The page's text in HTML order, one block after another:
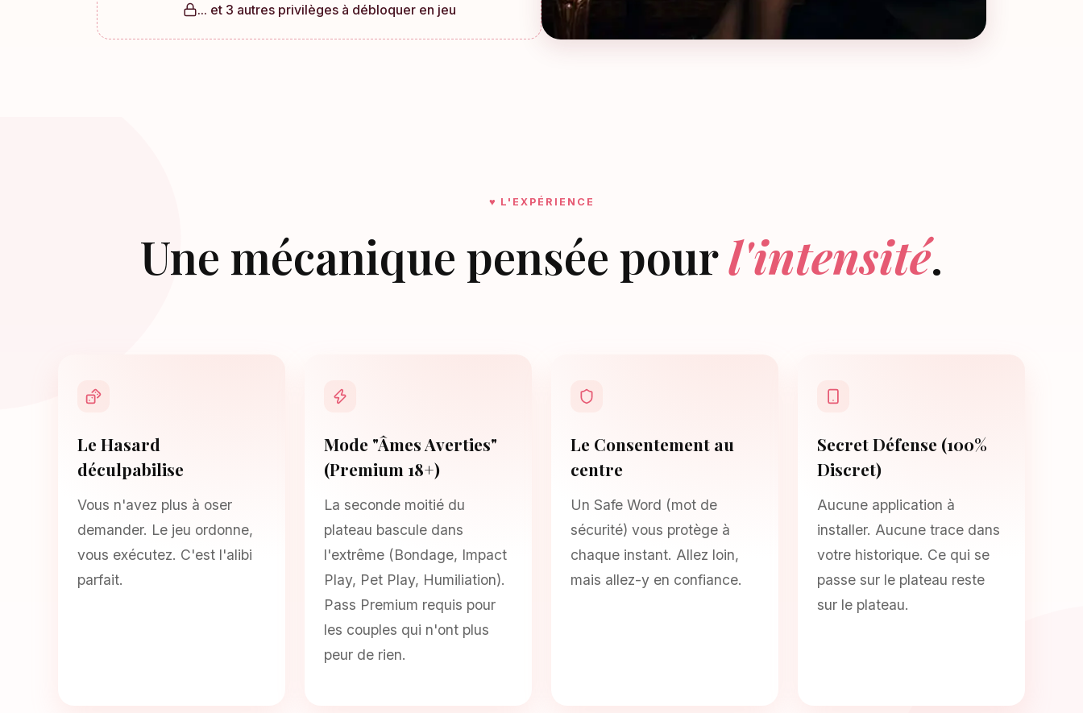
... et 3 autres privilèges à débloquer en jeu
♥ L'EXPÉRIENCE
Une mécanique pensée pourl'intensité.
Le Hasard
déculpabilise
Vous n'avez plus à oser
demander. Le jeu ordonne,
vous exécutez. C'est l'alibi
parfait.
Mode "Âmes Averties"
(Premium 18+)
La seconde moitié du
plateau bascule dans
l'extrême (Bondage, Impact
Play, Pet Play, Humiliation).
Pass Premium requis pour
les couples qui n'ont plus
peur de rien.
Le Consentement au
centre
Un Safe Word (mot de
sécurité) vous protège à
chaque instant. Allez loin,
mais allez-y en confiance.
Secret Défense (100%
Discret)
Aucune application à
installer. Aucune trace dans
votre historique. Ce qui se
passe sur le plateau reste
sur le plateau.